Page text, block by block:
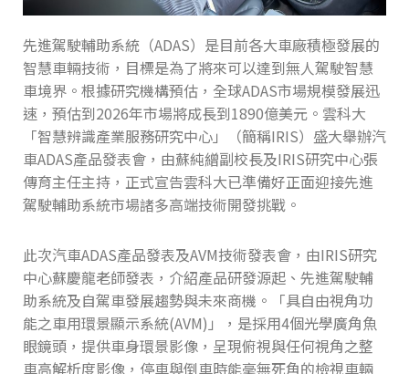
先進駕駛輔助系統（ADAS）是目前各大車廠積極發展的
智慧車輛技術，目標是為了將來可以達到無人駕駛智慧
車境界。根據研究機構預估，全球ADAS市場規模發展迅
速，預估到2026年市場將成長到1890億美元。雲科大
「智慧辨識產業服務研究中心」（簡稱IRIS）盛大舉辦汽
車ADAS產品發表會，由蘇純繒副校長及IRIS研究中心張
傳育主任主持，正式宣告雲科大已準備好正面迎接先進
駕駛輔助系統市場諸多高端技術開發挑戰。
此次汽車ADAS產品發表及AVM技術發表會，由IRIS研究
中心蘇慶龍老師發表，介紹產品研發源起、先進駕駛輔
助系統及自駕車發展趨勢與未來商機。「具自由視角功
能之車用環景顯示系統(AVM)」，是採用4個光學廣角魚
眼鏡頭，提供車身環景影像，呈現俯視與任何視角之整
車高解析度影像，停車與倒車時能毫無死角的檢視車輛